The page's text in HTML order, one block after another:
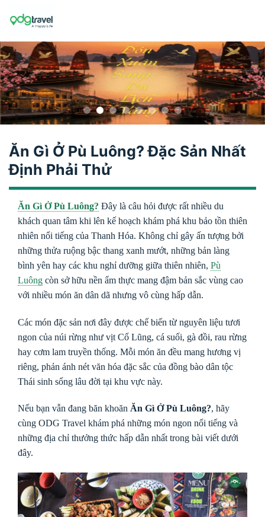
Ăn Gì Ở Pù Luông? Đặc Sản Nhất
Định Phải Thử
Ăn Gì Ở Pù Luông? Đây là câu hỏi được rất nhiều du
khách quan tâm khi lên kế hoạch khám phá khu bảo tồn thiên
nhiên nổi tiếng của Thanh Hóa. Không chỉ gây ấn tượng bởi
những thửa ruộng bậc thang xanh mướt, những bản làng
bình yên hay các khu nghỉ dưỡng giữa thiên nhiên, Pù
Luông còn sở hữu nền ẩm thực mang đậm bản sắc vùng cao
với nhiều món ăn dân dã nhưng vô cùng hấp dẫn.
Các món đặc sản nơi đây được chế biến từ nguyên liệu tươi
ngon của núi rừng như vịt Cổ Lũng, cá suối, gà đồi, rau rừng
hay cơm lam truyền thống. Mỗi món ăn đều mang hương vị
riêng, phản ánh nét văn hóa đặc sắc của đồng bào dân tộc
Thái sinh sống lâu đời tại khu vực này.
Nếu bạn vẫn đang băn khoăn Ăn Gì Ở Pù Luông?, hãy
cùng ODG Travel khám phá những món ngon nổi tiếng và
những địa chỉ thưởng thức hấp dẫn nhất trong bài viết dưới
đây.